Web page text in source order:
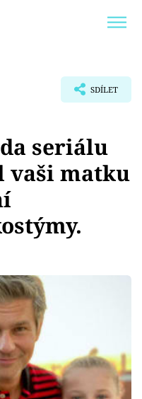
SDÍLET
seriálu
vaši matku